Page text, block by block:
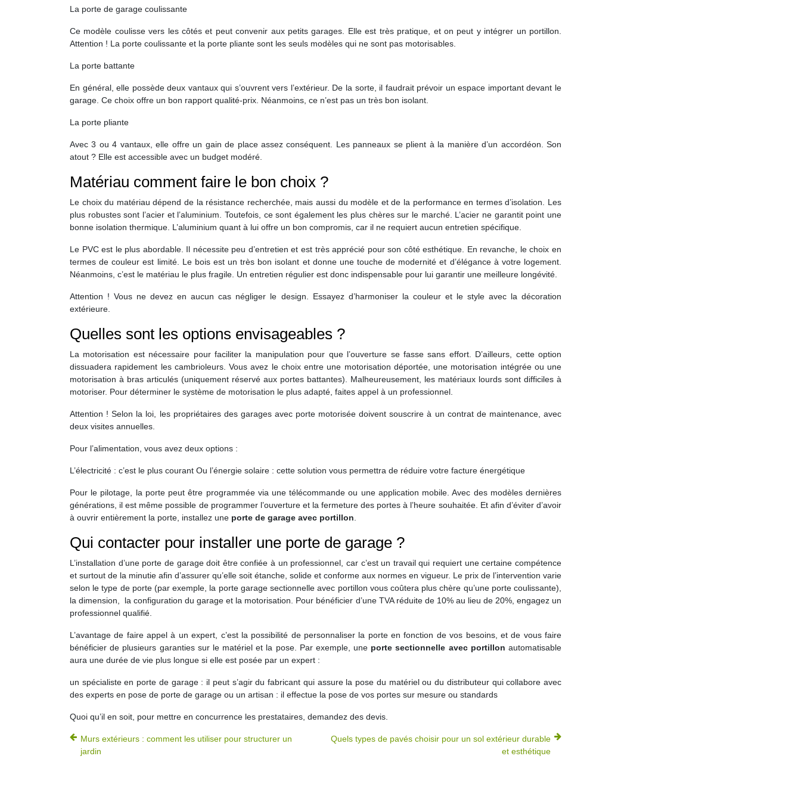
La porte de garage coulissante
Ce modèle coulisse vers les côtés et peut convenir aux petits garages. Elle est très pratique, et on peut y intégrer un portillon.
Attention ! La porte coulissante et la porte pliante sont les seuls modèles qui ne sont pas motorisables.
La porte battante
En général, elle possède deux vantaux qui s’ouvrent vers l’extérieur. De la sorte, il faudrait prévoir un espace important devant le
garage. Ce choix offre un bon rapport qualité-prix. Néanmoins, ce n’est pas un très bon isolant.
La porte pliante
Avec 3 ou 4 vantaux, elle offre un gain de place assez conséquent. Les panneaux se plient à la manière d’un accordéon. Son
atout ? Elle est accessible avec un budget modéré.
Matériau comment faire le bon choix ?
Le choix du matériau dépend de la résistance recherchée, mais aussi du modèle et de la performance en termes d’isolation. Les
plus robustes sont l’acier et l’aluminium. Toutefois, ce sont également les plus chères sur le marché. L’acier ne garantit point une
bonne isolation thermique. L’aluminium quant à lui offre un bon compromis, car il ne requiert aucun entretien spécifique.
Le PVC est le plus abordable. Il nécessite peu d’entretien et est très apprécié pour son côté esthétique. En revanche, le choix en
termes de couleur est limité. Le bois est un très bon isolant et donne une touche de modernité et d’élégance à votre logement.
Néanmoins, c’est le matériau le plus fragile. Un entretien régulier est donc indispensable pour lui garantir une meilleure longévité.
Attention ! Vous ne devez en aucun cas négliger le design. Essayez d’harmoniser la couleur et le style avec la décoration
extérieure.
Quelles sont les options envisageables ?
La motorisation est nécessaire pour faciliter la manipulation pour que l’ouverture se fasse sans effort. D’ailleurs, cette option
dissuadera rapidement les cambrioleurs. Vous avez le choix entre une motorisation déportée, une motorisation intégrée ou une
motorisation à bras articulés (uniquement réservé aux portes battantes). Malheureusement, les matériaux lourds sont difficiles à
motoriser. Pour déterminer le système de motorisation le plus adapté, faites appel à un professionnel.
Attention ! Selon la loi, les propriétaires des garages avec porte motorisée doivent souscrire à un contrat de maintenance, avec
deux visites annuelles.
Pour l’alimentation, vous avez deux options :
L’électricité : c’est le plus courant Ou l’énergie solaire : cette solution vous permettra de réduire votre facture énergétique
Pour le pilotage, la porte peut être programmée via une télécommande ou une application mobile. Avec des modèles dernières
générations, il est même possible de programmer l’ouverture et la fermeture des portes à l’heure souhaitée. Et afin d’éviter d’avoir
à ouvrir entièrement la porte, installez une porte de garage avec portillon.
Qui contacter pour installer une porte de garage ?
L’installation d’une porte de garage doit être confiée à un professionnel, car c’est un travail qui requiert une certaine compétence
et surtout de la minutie afin d’assurer qu’elle soit étanche, solide et conforme aux normes en vigueur. Le prix de l’intervention varie
selon le type de porte (par exemple, la porte garage sectionnelle avec portillon vous coûtera plus chère qu’une porte coulissante),
la dimension, la configuration du garage et la motorisation. Pour bénéficier d’une TVA réduite de 10% au lieu de 20%, engagez un
professionnel qualifié.
L’avantage de faire appel à un expert, c’est la possibilité de personnaliser la porte en fonction de vos besoins, et de vous faire
bénéficier de plusieurs garanties sur le matériel et la pose. Par exemple, une porte sectionnelle avec portillon automatisable
aura une durée de vie plus longue si elle est posée par un expert :
un spécialiste en porte de garage : il peut s’agir du fabricant qui assure la pose du matériel ou du distributeur qui collabore avec
des experts en pose de porte de garage ou un artisan : il effectue la pose de vos portes sur mesure ou standards
Quoi qu’il en soit, pour mettre en concurrence les prestataires, demandez des devis.
Murs extérieurs : comment les utiliser pour structurer un
jardin
Quels types de pavés choisir pour un sol extérieur durable
et esthétique